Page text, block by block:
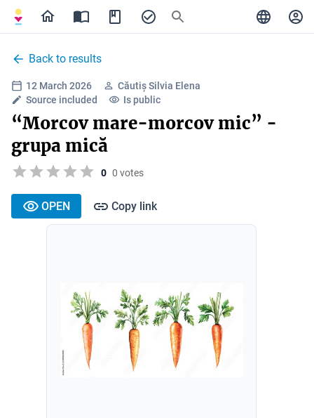
Back to results
12 March 2026
Căutiș Silvia Elena
Source included
Is public
“Morcov mare-morcov mic” -
grupa mică
0 0 votes
OPEN Copy link